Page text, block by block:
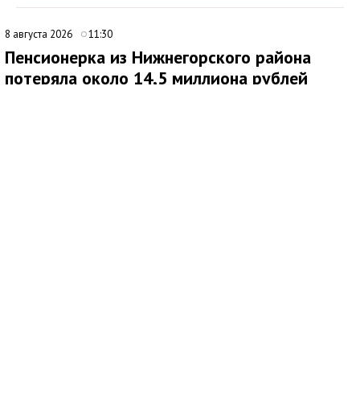
8 августа 2026 11:30
Пенсионерка из Нижнегорского района
потеряла около 14,5 миллиона рублей